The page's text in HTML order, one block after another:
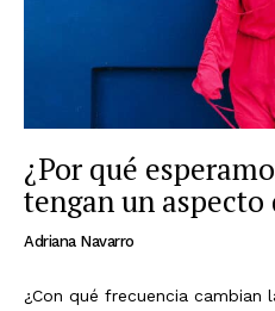
¿Por qué
tengan un
Adriana Navarro
¿Con qué frecuencia cambian